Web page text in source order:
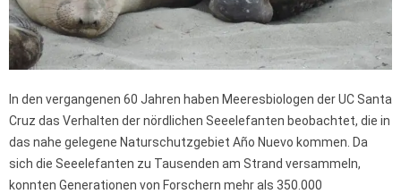
In den vergangenen 60 Jahren haben Meeresbiologen der UC Santa
Cruz das Verhalten der nördlichen Seeelefanten beobachtet, die in
das nahe gelegene Naturschutzgebiet Año Nuevo kommen. Da
sich die Seeelefanten zu Tausenden am Strand versammeln,
konnten Generationen von Forschern mehr als 350.000